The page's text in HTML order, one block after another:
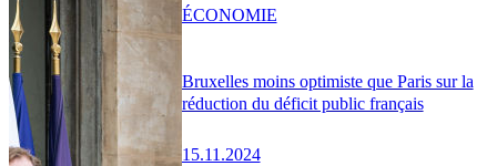
Bruxelles moins optimiste que Paris sur la
réduction du déficit public français
15.11.2024
ÉCONOMIE